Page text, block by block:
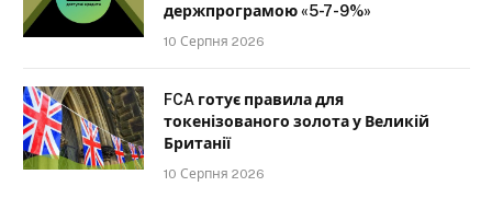
держпрограмою «5-7-9%»
10 Серпня 2026
FCA готує правила для
токенізованого золота у Великій
Британії
10 Серпня 2026